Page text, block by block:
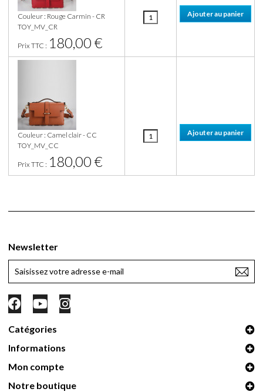
Couleur : Rouge Carmin - CR
TOY_MV_CR
Prix TTC : 180,00 €
Couleur : Camel clair - CC
TOY_MV_CC
Prix TTC : 180,00 €
Newsletter
Catégories
Informations
Mon compte
Notre boutique